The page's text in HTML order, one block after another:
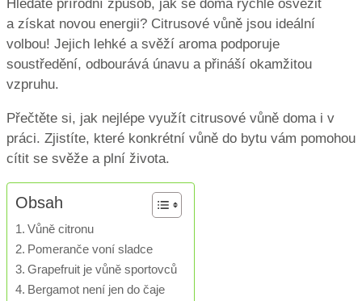
Hledáte přírodní způsob, jak se doma rychle osvěžit
a získat novou energii? Citrusové vůně jsou ideální
volbou! Jejich lehké a svěží aroma podporuje
soustředění, odbourává únavu a přináší okamžitou
vzpruhu.
Přečtěte si, jak nejlépe využít citrusové vůně doma i v
práci. Zjistíte, které konkrétní vůně do bytu vám pomohou
cítit se svěže a plní života.
Obsah
Vůně citronu
Pomeranče voní sladce
Grapefruit je vůně sportovců
Bergamot není jen do čaje